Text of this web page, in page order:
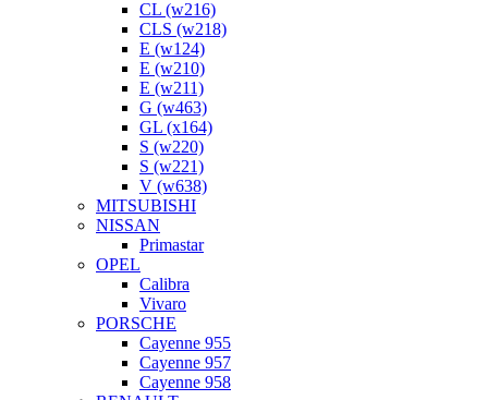
CL (w216)
CLS (w218)
E (w124)
E (w210)
E (w211)
G (w463)
GL (x164)
S (w220)
S (w221)
V (w638)
MITSUBISHI
NISSAN
Primastar
OPEL
Calibra
Vivaro
PORSCHE
Cayenne 955
Cayenne 957
Cayenne 958